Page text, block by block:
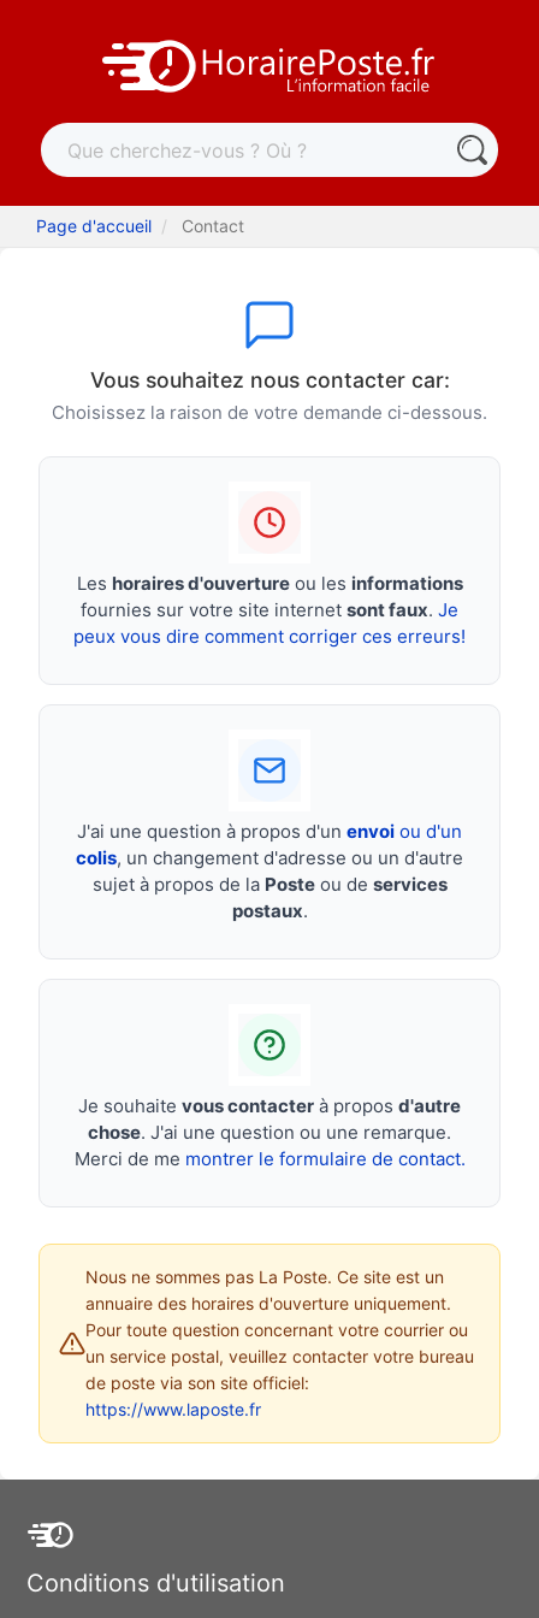
Page d'accueil Contact
Vous souhaitez nous contacter car:
Choisissez la raison de votre demande ci-dessous.
Les horaires d'ouvertureou les informations
fournies sur votre site internet sont faux. Je
peux vous dire comment corriger ces erreurs!
J'ai une question à propos d'un envoi ou d'un
colis, un changement d'adresse ou un d'autre
sujet à propos de la Posteou de services
postaux.
Je souhaite vous contacter à propos d'autre
chose. J'ai une question ou une remarque.
Merci de me montrer le formulaire de contact.
Nous ne sommes pas La Poste. Ce site est un
annuaire des horaires d'ouverture uniquement.
Pour toute question concernant votre courrier ou
un service postal, veuillez contacter votre bureau
de poste via son site officiel:
https://www.laposte.fr
Conditions d'utilisation